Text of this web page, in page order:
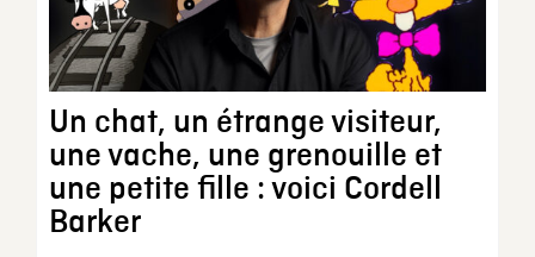
Un chat, un étrange visiteur,
une vache, une grenouille et
une petite fille : voici Cordell
Barker